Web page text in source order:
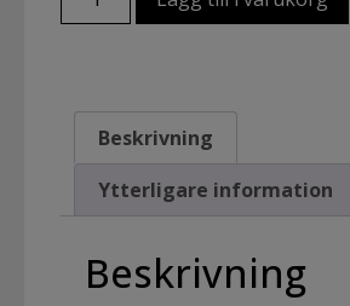
Beskrivning
Ytterligare information
Beskrivning